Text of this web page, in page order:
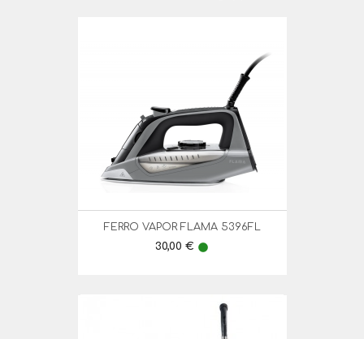
FERRO VAPOR FLAMA 5396FL
Preço
30,00 € lens